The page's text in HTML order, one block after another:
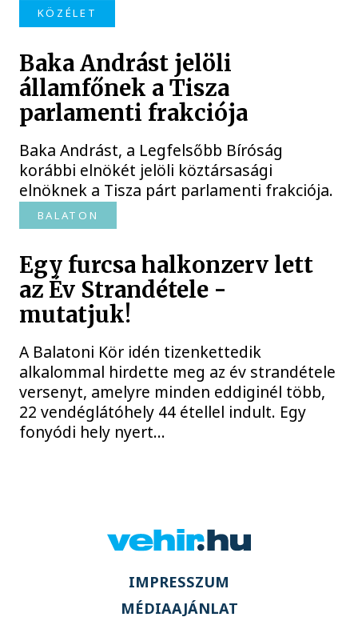
KÖZÉLET
Baka Andrást jelöli
államfőnek a Tisza
parlamenti frakciója
Baka Andrást, a Legfelsőbb Bíróság
korábbi elnökét jelöli köztársasági
elnöknek a Tisza párt parlamenti frakciója.
BALATON
Egy furcsa halkonzerv lett
az Év Strandétele -
mutatjuk!
A Balatoni Kör idén tizenkettedik
alkalommal hirdette meg az év strandétele
versenyt, amelyre minden eddiginél több,
22 vendéglátóhely 44 étellel indult. Egy
fonyódi hely nyert...
IMPRESSZUM
MÉDIAAJÁNLAT